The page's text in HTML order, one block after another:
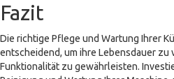
Fazit
Die richtige Pflege und Wartung Ihrer
entscheidend, um ihre Lebensdauer zu
Funktionalität zu gewährleisten.